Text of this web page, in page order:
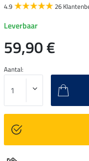
4.9 26
Leverbaar
59,90 €
Aantal: